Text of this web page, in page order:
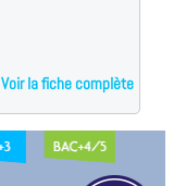
Voir la fiche complète